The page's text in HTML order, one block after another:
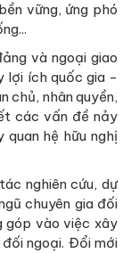
vững, ứng phó
và ngoại giao
lợi ích quốc gia -
chủ, nhân quyền,
các vấn đề nảy
hệ hữu nghị
nghiên cứu, dự
chuyên gia đối
góp vào việc xây
ngoại. Đổi mới